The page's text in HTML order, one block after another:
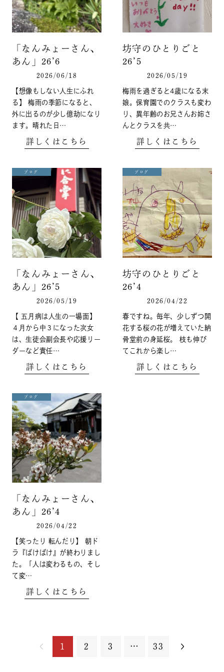
「なんみょーさん、
あん」26’6
2026/06/18
【想像もしない人生にふれ
る】 梅雨の季節になると、
外に出るのが少し億劫になり
ます。晴れた日…
詳しくはこちら
坊守のひとりごと
26’5
2026/05/19
梅雨を過ぎると4歳になる末
娘。保育園でのクラスも変わ
り、異年齢のお兄さんお姉さ
んとクラスを共…
詳しくはこちら
ブログ
「なんみょーさん、
あん」26’5
2026/05/19
【 五月病は人生の一場面】
４月から中３になった次女
は、生徒会副会長や応援リー
ダーなど責任…
詳しくはこちら
ブログ
坊守のひとりごと
26’4
2026/04/22
春ですね。毎年、少しずつ開
花する桜の花が増えていた納
骨堂前の身延桜。 枝も伸び
てこれから楽し…
詳しくはこちら
ブログ
「なんみょーさん、
あん」26’4
2026/04/22
【笑ったり 転んだり】 朝ド
ラ『ばけばけ』が終わりまし
た。「人は変わるもの、そし
て変…
詳しくはこちら
1 2 3 … 33